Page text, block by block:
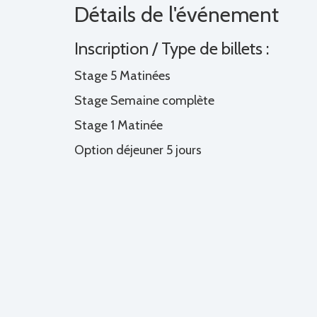
Détails de l'événement
Inscription / Type de billets :
Stage 5 Matinées
Stage Semaine complète
Stage 1 Matinée
Option déjeuner 5 jours